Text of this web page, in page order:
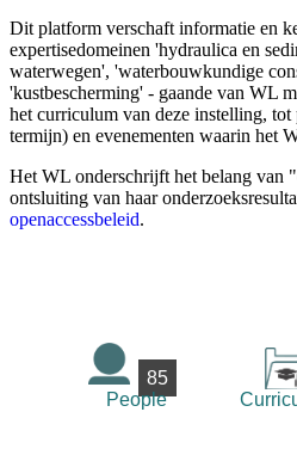
Dit platform verschaft informatie en
expertisedomeinen 'hydraulica en
waterwegen', 'waterbouwkundige
'kustbescherming' - gaande van WL
het curriculum van deze instelling,
termijn) en evenementen waarin het
Het WL onderschrijft het belang van
ontsluiting van haar
openaccessbeleid.
85
People